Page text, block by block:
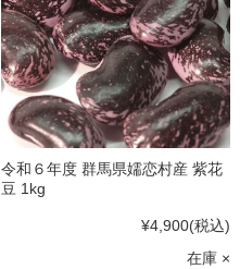
令和６年度 群馬県嬬恋村産 紫花
豆 1kg
¥4,900(税込)
在庫 ×